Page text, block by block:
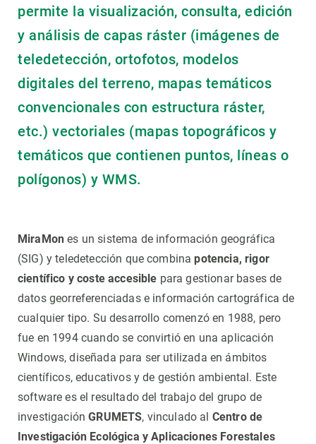
permite la visualización, consulta, edición
y análisis de capas ráster (imágenes de
teledetección, ortofotos, modelos
digitales del terreno, mapas temáticos
convencionales con estructura ráster,
etc.) vectoriales (mapas topográficos y
temáticos que contienen puntos, líneas o
polígonos) y WMS.
MiraMon es un sistema de información geográfica
(SIG) y teledetección que combinapotencia, rigor
científico y coste accesible para gestionar bases de
datos georreferenciadas e información cartográfica de
cualquier tipo. Su desarrollo comenzó en 1988, pero
fue en 1994 cuando se convirtió en una aplicación
Windows, diseñada para ser utilizada en ámbitos
científicos, educativos y de gestión ambiental. Este
software es el resultado del trabajo del grupo de
investigaciónGRUMETS, vinculado al Centro de
Investigación Ecológica y Aplicaciones Forestales